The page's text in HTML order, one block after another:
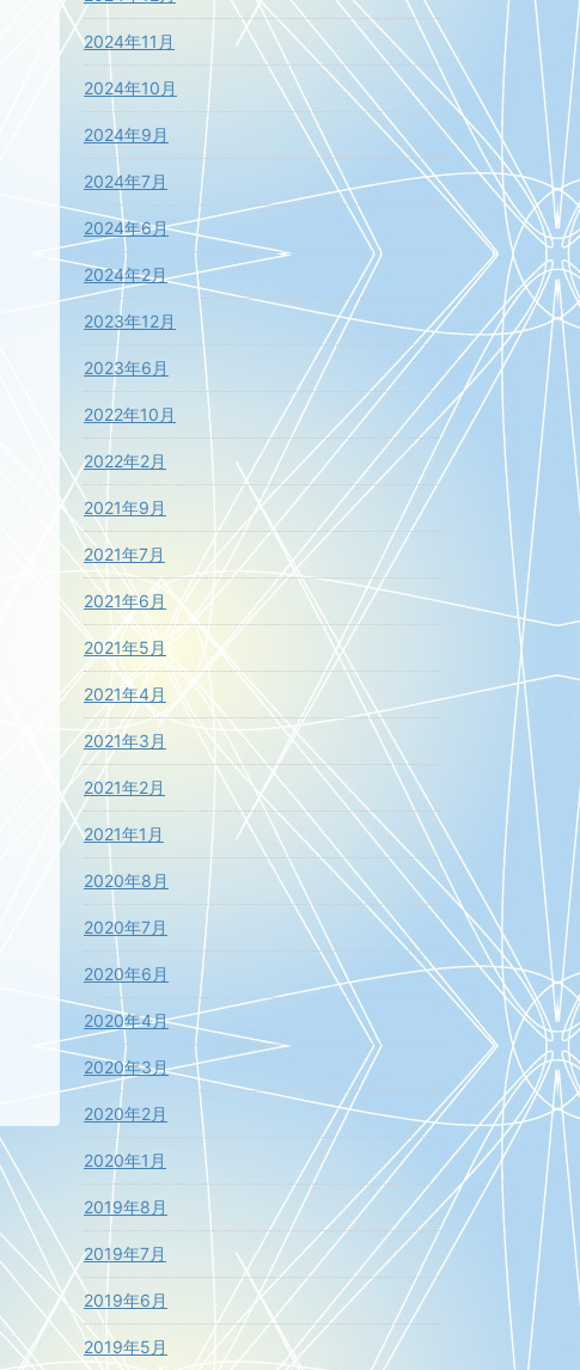
2024年11月
2024年10月
2024年9月
2024年7月
2024年6月
2024年2月
2023年12月
2023年6月
2022年10月
2022年2月
2021年9月
2021年7月
2021年6月
2021年5月
2021年4月
2021年3月
2021年2月
2021年1月
2020年8月
2020年7月
2020年6月
2020年4月
2020年3月
2020年2月
2020年1月
2019年8月
2019年7月
2019年6月
2019年5月